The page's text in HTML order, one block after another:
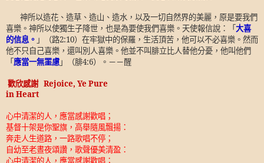
神所以造花、造草、造山、造水，以及一切自然界的美麗，原是要我們
喜樂。神所以使獨生子降世，也是為要使我們喜樂。天使報信說：「大喜
的信息。 」（路2:10）在牢獄中的保羅，生活頂苦，他可以不必喜樂。然而
他不只自己喜樂，還叫別人喜樂。他並不叫腓立比人替他分憂，他叫他們
「應當一無罣慮」（腓4:6）。－－醒
歡欣感謝 Rejoice, Ye Pure
in Heart
心中清潔的人，應當感謝歡唱；
基督十架是你聖旗，高舉隨風飄揚：
奔走人生道路，一路歌唱不停；
自幼至老晝夜頌讚，歌聲優美清盈：
心中清潔的人，應當感謝歡唱；